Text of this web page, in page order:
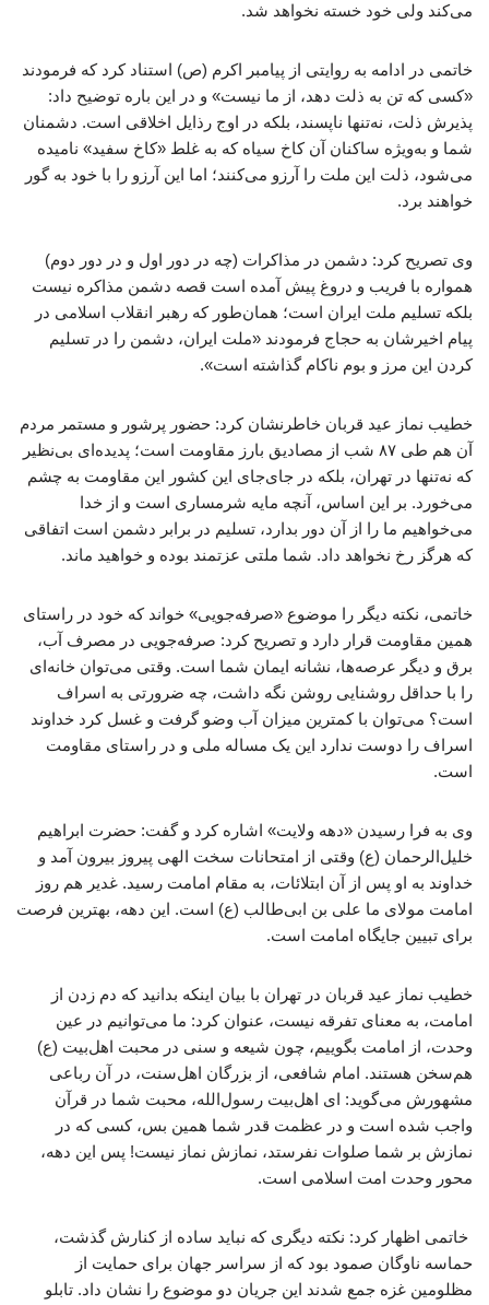
می‌کند ولی خود خسته نخواهد شد.
خاتمی در ادامه به روایتی از پیامبر اکرم (ص) استناد کرد که فرمودند
«کسی که تن به ذلت دهد، از ما نیست» و در این باره توضیح داد:
پذیرش ذلت، نه‌تنها ناپسند، بلکه در اوج رذایل اخلاقی است. دشمنان
شما و به‌ویژه ساکنان آن کاخ سیاه که به غلط «کاخ سفید» نامیده
می‌شود، ذلت این ملت را آرزو می‌کنند؛ اما این آرزو را با خود به گور
خواهند برد.
وی تصریح کرد: دشمن در مذاکرات (چه در دور اول و در دور دوم)
همواره با فریب و دروغ پیش آمده است قصه دشمن مذاکره نیست
بلکه تسلیم ملت ایران است؛ همان‌طور که رهبر انقلاب اسلامی در
پیام اخیرشان به حجاج فرمودند «ملت ایران، دشمن را در تسلیم
کردن این مرز و بوم ناکام گذاشته است».
خطیب نماز عید قربان خاطرنشان کرد: حضور پرشور و مستمر مردم
آن هم طی ۸۷ شب از مصادیق بارز مقاومت است؛ پدیده‌ای بی‌نظیر
که نه‌تنها در تهران، بلکه در جای‌جای این کشور این مقاومت به چشم
می‌خورد. بر این اساس، آنچه مایه شرمساری است و از خدا
می‌خواهیم ما را از آن دور بدارد، تسلیم در برابر دشمن است اتفاقی
که هرگز رخ نخواهد داد. شما ملتی عزتمند بوده و خواهید ماند.
خاتمی، نکته دیگر را موضوع «صرفه‌جویی» خواند که خود در راستای
همین مقاومت قرار دارد و تصریح کرد: صرفه‌جویی در مصرف آب،
برق و دیگر عرصه‌ها، نشانه ایمان شما است. وقتی می‌توان خانه‌ای
را با حداقل روشنایی روشن نگه داشت، چه ضرورتی به اسراف
است؟ می‌توان با کمترین میزان آب وضو گرفت و غسل کرد خداوند
اسراف را دوست ندارد این یک مساله ملی و در راستای مقاومت
است.
وی به فرا رسیدن «دهه ولایت» اشاره کرد و گفت: حضرت ابراهیم
خلیل‌الرحمان (ع) وقتی از امتحانات سخت الهی پیروز بیرون آمد و
خداوند به او پس از آن ابتلائات، به مقام امامت رسید. غدیر هم روز
امامت مولای ما علی بن ابی‌طالب (ع) است. این دهه، بهترین فرصت
برای تبیین جایگاه امامت است.
خطیب نماز عید قربان در تهران با بیان اینکه بدانید که دم زدن از
امامت، به معنای تفرقه نیست، عنوان کرد: ما می‌توانیم در عین
وحدت، از امامت بگوییم، چون شیعه و سنی در محبت اهل‌بیت (ع)
هم‌سخن هستند. امام شافعی، از بزرگان اهل‌سنت، در آن رباعی
مشهورش می‌گوید: ای اهل‌بیت رسول‌الله، محبت شما در قرآن
واجب شده است و در عظمت قدر شما همین بس، کسی که در
نمازش بر شما صلوات نفرستد، نمازش نماز نیست! پس این دهه،
محور وحدت امت اسلامی است.
خاتمی اظهار کرد: نکته دیگری که نباید ساده از کنارش گذشت،
حماسه ناوگان صمود بود که از سراسر جهان برای حمایت از
مظلومین غزه جمع شدند این جریان دو موضوع را نشان داد. تابلو